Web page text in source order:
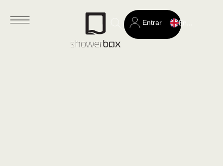
Search
for:
Entrar